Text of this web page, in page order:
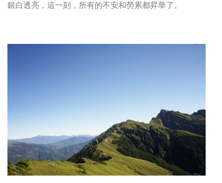
銀白透亮，這一刻，所有的不安和勞累都昇華了。